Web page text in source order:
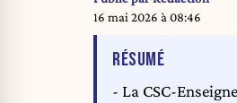
16 mai 2026 à 08:46
RÉSUMÉDE L'ARTICLE
- La CSC-